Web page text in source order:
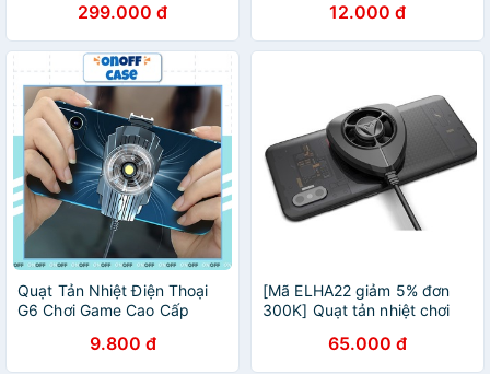
PUBG / FREE FIRE / ROS kết
nối 6 ngón linh hoạt
299.000 đ
Nóng Máy Khi Cay Game
Mobie -
12.000 đ
Quạt Tản Nhiệt Điện Thoại
G6 Chơi Game Cao Cấp
Nóng Máy Khi Cay Game
Mobie -
9.800 đ
[Mã ELHA22 giảm 5% đơn
300K] Quạt tản nhiệt chơi
65.000 đ